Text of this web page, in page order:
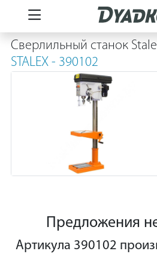
Сверлильный станок
STALEX - 390102
Предложения
Артикула 390102